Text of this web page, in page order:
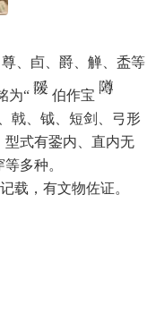
、卣、爵、觯、盉等
为“
伯作宝
戟、钺、短剑、弓形
型式有銎内、直内无
多种。
载，有文物佐证。